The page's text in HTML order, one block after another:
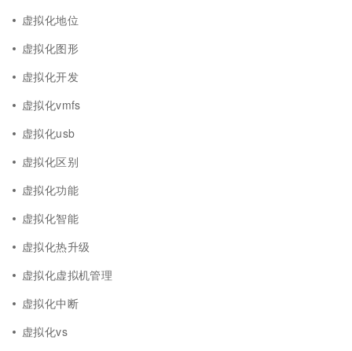
虚拟化地位
虚拟化图形
虚拟化开发
虚拟化vmfs
虚拟化usb
虚拟化区别
虚拟化功能
虚拟化智能
虚拟化热升级
虚拟化虚拟机管理
虚拟化中断
虚拟化vs